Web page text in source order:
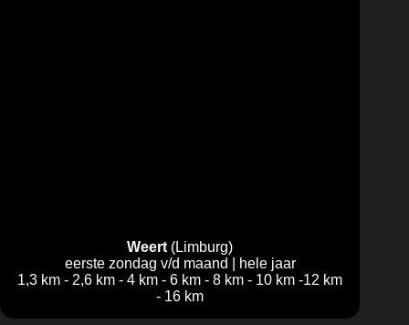
Weert (Limburg)
eerste zondag v/d maand | hele jaar
1,3 km - 2,6 km - 4 km - 6 km - 8 km - 10 km -12 km
- 16 km